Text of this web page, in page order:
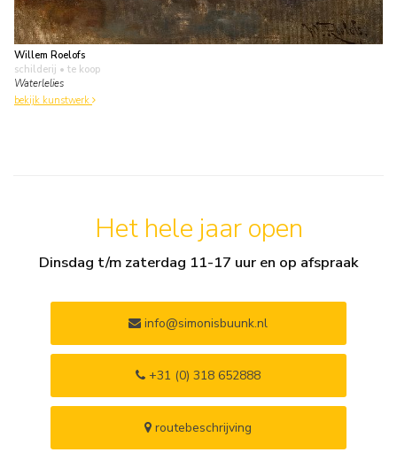
Willem Roelofs
schilderij • te koop
Waterlelies
bekijk kunstwerk
Het hele jaar open
Dinsdag t/m zaterdag 11-17 uur en op afspraak
info@simonisbuunk.nl
+31 (0) 318 652888
routebeschrijving